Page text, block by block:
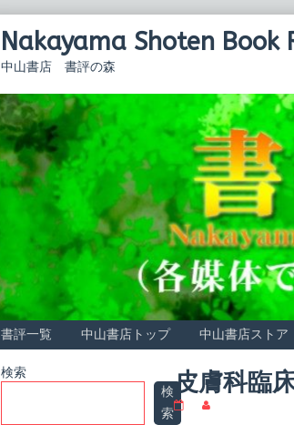
Nakayama Shoten Book
中山書店 書評の森
書評一覧 中山書店トップ 中山書店ストア
皮膚科臨
Primary
検索
検
索